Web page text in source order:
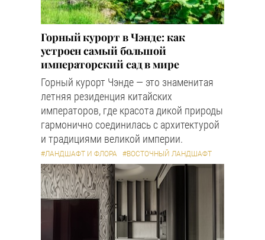
Горный курорт в Чэнде: как
устроен самый большой
императорский сад в мире
Горный курорт Чэнде — это знаменитая
летняя резиденция китайских
императоров, где красота дикой природы
гармонично соединилась с архитектурой
и традициями великой империи.
#ЛАНДШАФТ И ФЛОРА #ВОСТОЧНЫЙ ЛАНДШАФТ